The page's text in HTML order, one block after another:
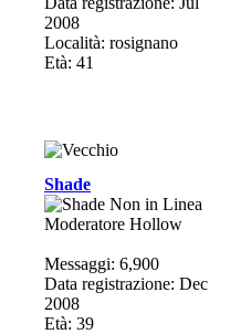
2008
Località: rosignano
Età: 41
Shade
Moderatore Hollow
Messaggi: 6,900
Data registrazione: Dec
2008
Età: 39